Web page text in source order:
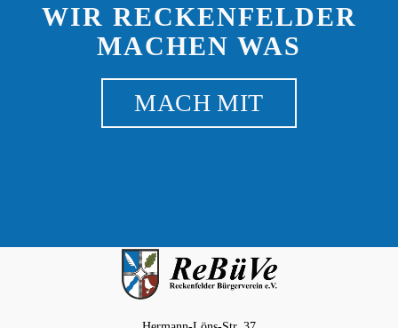
WIR RECKENFELDER
MACHEN WAS
MACH MIT